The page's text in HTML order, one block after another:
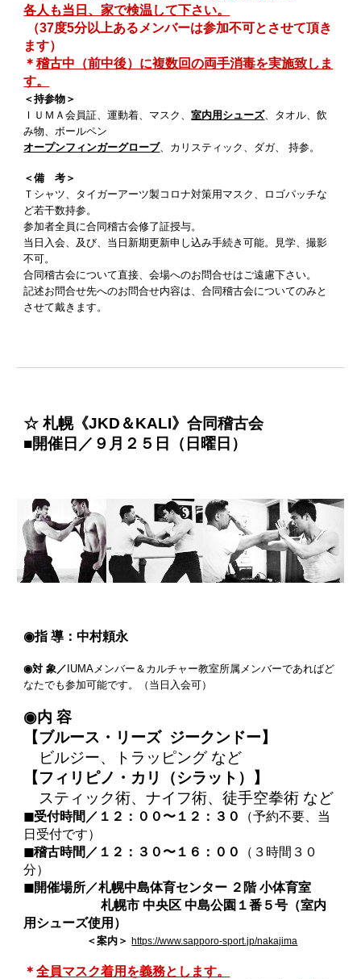
各人も当日、家で検温して下さい。
（37度5分以上あるメンバーは参加不可とさせて頂き
ます）
＊稽古中（前中後）に複数回の両手消毒を実施致しま
す。
＜持参物＞
ＩＵＭＡ会員証、運動着、マスク、室内用シューズ、タオル、飲
み物、ボールペン
オープンフィンガーグローブ、カリスティック、ダガ、 持参。
＜備 考＞
Ｔシャツ、タイガーアーツ製コロナ対策用マスク、ロゴパッチな
ど若干数持参。
参加者全員に合同稽古会修了証授与。
当日入会、及び、当日新期更新申し込み手続き可能。見学、撮影
不可。
合同稽古会について直接、会場へのお問合せはご遠慮下さい。
記述お問合せ先へのお問合せ内容は、合同稽古会についてのみと
させて戴きます。
☆ 札幌《JKD＆KALI》合同稽古会
■開催日／９月２５日（日曜日）
◉指 導：中村頼永
◉対 象／ IUMAメンバー＆カルチャー教室所属メンバーであればど
なたでも参加可能です。（当日入会可）
◉内 容
【ブルース・リーズ ジークンドー】
ビルジー、トラッピング など
【フィリピノ・カリ（シラット）】
スティック術、ナイフ術、徒手空拳術 など
◼︎受付時間／１２：００〜１２：３０
（予約不要、当
日受付です）
◼︎稽古時間／１２：３０〜１６：００
（３時間３０
分）
◼︎開催場所／札幌中島体育センター ２階 小体育室
札幌市 中央区 中島公園１番５号（室内
用シューズ使用）
＜案内＞ https://www.sapporo-sport.jp/nakajima
＊全員マスク着用を義務とします。